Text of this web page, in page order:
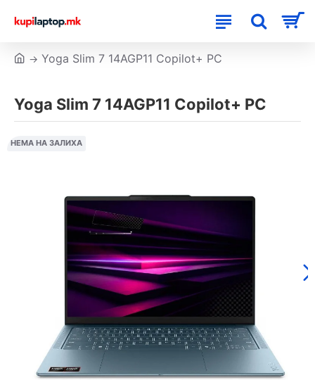
Yoga Slim 7 14AGP11 Copilot+ PC
Yoga Slim 7 14AGP11 Copilot+ PC
НЕМА НА ЗАЛИХА